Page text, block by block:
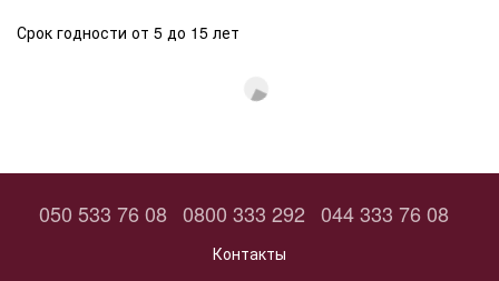
Срок годности от 5 до 15 лет
050 533 76 08 0800 333 292 044 333 76 08
Контакты